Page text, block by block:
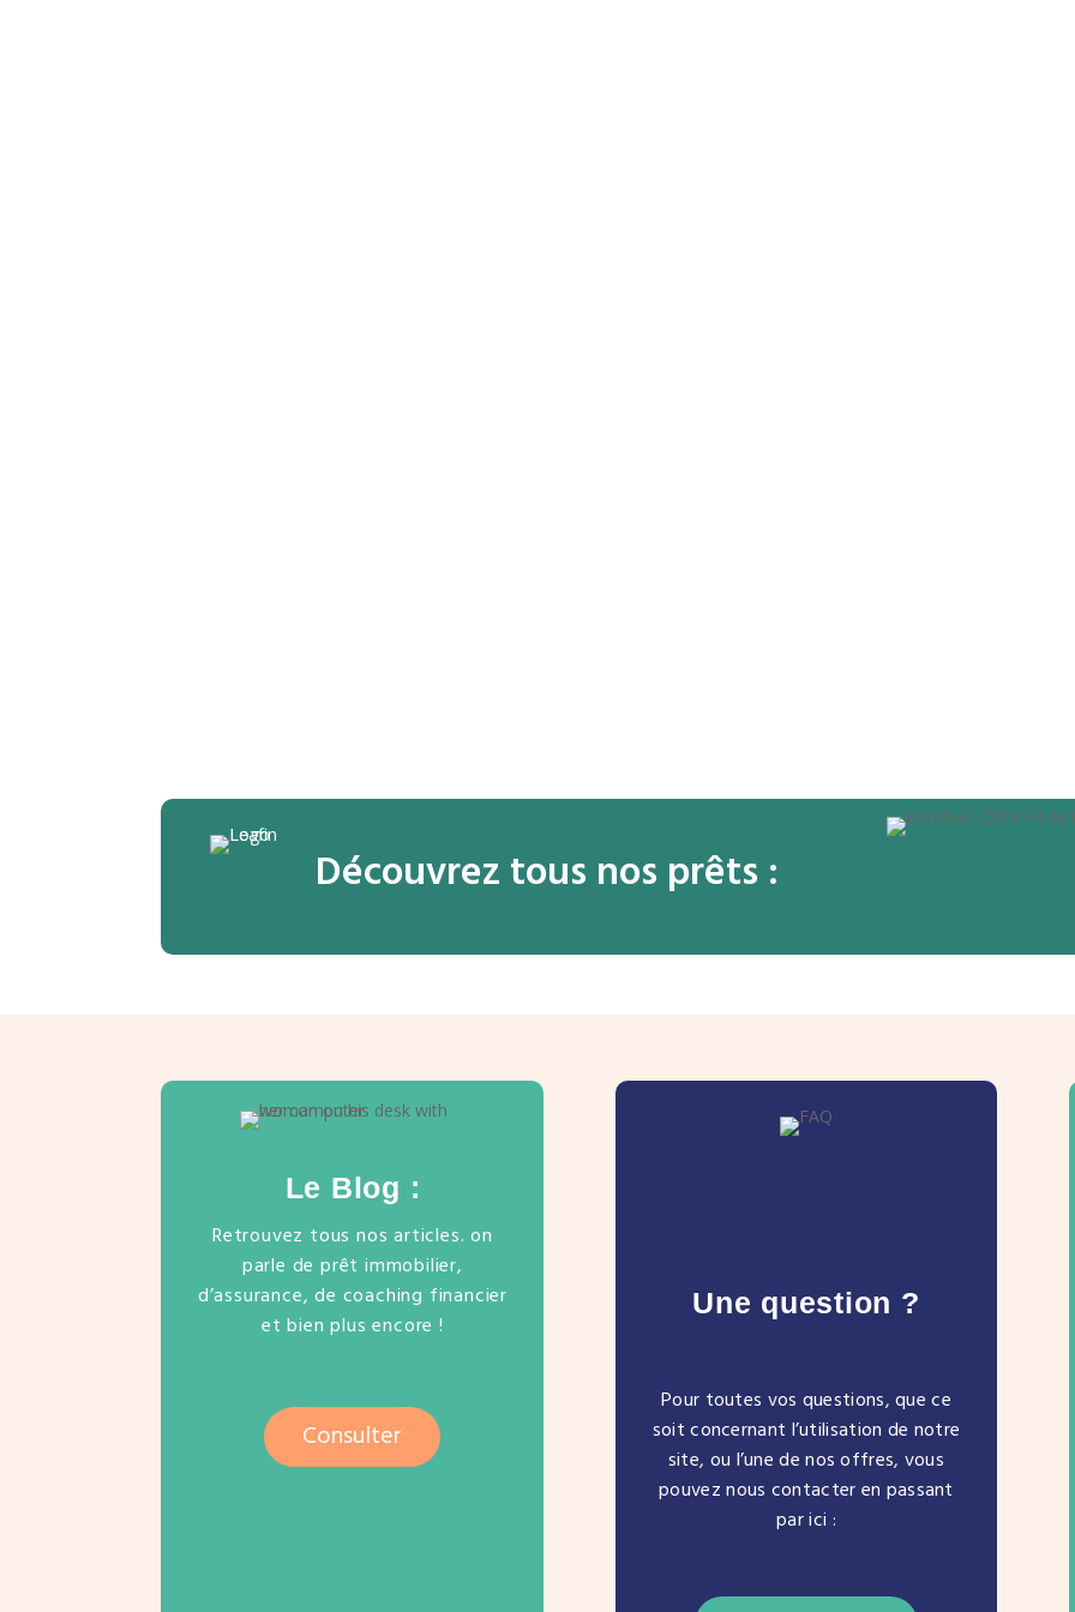
Découvrez tous nos prêts :
Le Blog :
Retrouvez tous nos articles. on
parle de prêt immobilier,
d’assurance, de coaching financier
et bien plus encore !
Consulter
Une question ?
Pour toutes vos questions, que ce
soit concernant l’utilisation de notre
site, ou l’une de nos offres, vous
pouvez nous contacter en passant
par ici :